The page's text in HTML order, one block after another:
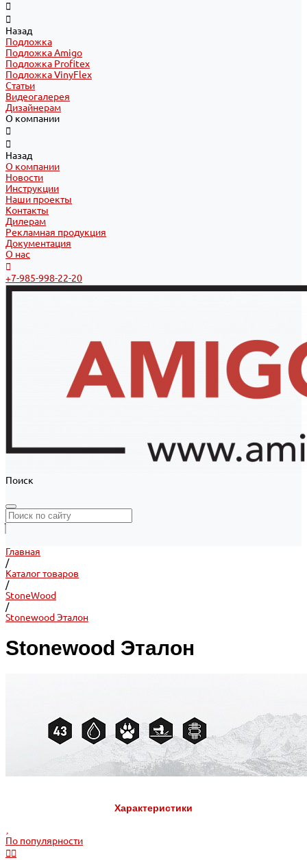
Назад
Подложка
Подложка Amigo
Подложка Profitex
Подложка VinyFlex
Статьи
Видеогалерея
Дизайнерам
О компании
Назад
О компании
Новости
Инструкции
Наши проекты
Контакты
Дилерам
Рекламная продукция
Документация
О нас
+7-985-998-22-20
Поиск
Главная
/
Каталог товаров
/
StoneWood
/
Stonewood Эталон
Stonewood Эталон
Характеристики
По популярности